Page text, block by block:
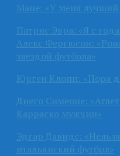
Мане: «У меня лучший
Патрис Эвра: «Я с
Алекс Фергюсон:
звездой футбола»
Юрген Клопп: «Пора
Диего Симеоне:
Карраско мужчин»
Эдгар Давидс:
итальянский футбол»